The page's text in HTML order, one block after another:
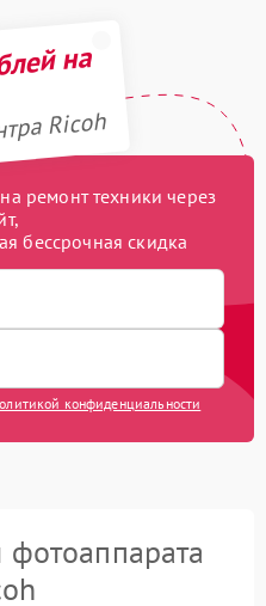
на
Ricoh
ремонт техники через
бессрочная скидка
конфиденциальности